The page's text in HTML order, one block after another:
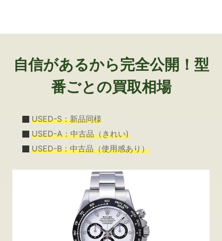
自信があるから完全公開！型
番ごとの買取相場
USED-S：新品同様
USED-A：中古品（きれい)
USED-B：中古品（使用感あり）